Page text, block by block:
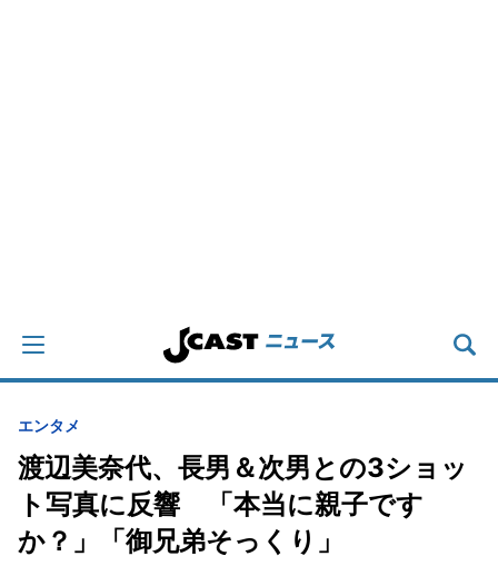
エンタメ
渡辺美奈代、長男＆次男との3ショッ
ト写真に反響 「本当に親子です
か？」「御兄弟そっくり」